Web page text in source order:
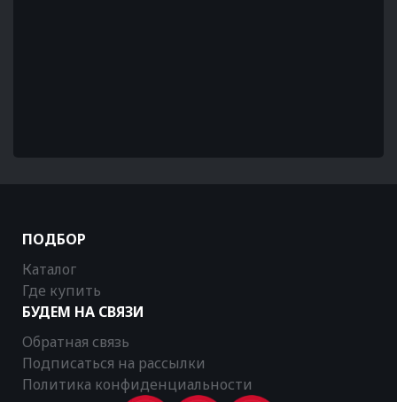
ПОДБОР
Каталог
Где купить
БУДЕМ НА СВЯЗИ
Обратная связь
Подписаться на рассылки
Политика конфиденциальности